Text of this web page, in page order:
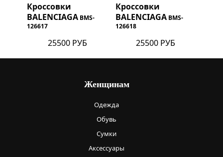
Кроссовки
BALENCIAGA BMS-
126617
25500 РУБ
Кроссовки
BALENCIAGA BMS-
126618
25500 РУБ
Женщинам
Одежда
Обувь
Сумки
Аксессуары